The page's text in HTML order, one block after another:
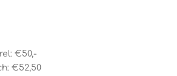
€50,-
€52,50